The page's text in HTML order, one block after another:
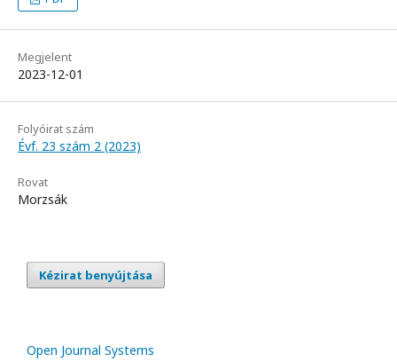
Megjelent
2023-12-01
Folyóirat szám
Évf. 23 szám 2 (2023)
Rovat
Morzsák
Kézirat benyújtása
Open Journal Systems